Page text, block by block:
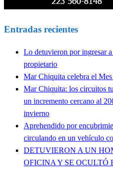
Entradas recientes
Lo detuvieron por ingresar
propietario
Mar Chiquita celebra el
Mar Chiquita: los circuitos
un incremento cercano al
invierno
Aprehendido por
circulando en un vehículo
DETUVIERON A UN
OFICINA Y SE OCULTÓ